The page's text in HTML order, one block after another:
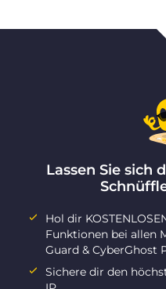
Lassen Sie sich
Hol dir
Funktionen bei allen
Guard & CyberGhost
Sichere dir den